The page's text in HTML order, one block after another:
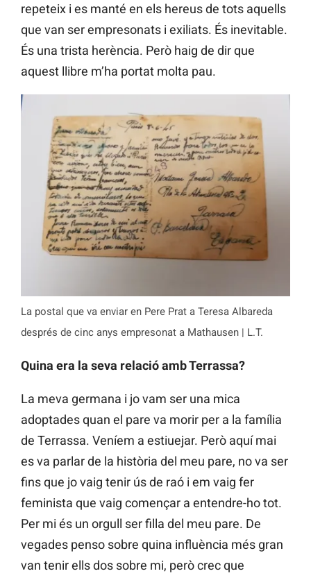
repeteix i es manté en els hereus de tots aquells
que van ser empresonats i exiliats. És inevitable.
És una trista herència. Però haig de dir que
aquest llibre m’ha portat molta pau.
La postal que va enviar en Pere Prat a Teresa Albareda
després de cinc anys empresonat a Mathausen | L.T.
Quina era la seva relació amb Terrassa?
La meva germana i jo vam ser una mica
adoptades quan el pare va morir per a la família
de Terrassa. Veníem a estiuejar. Però aquí mai
es va parlar de la història del meu pare, no va ser
fins que jo vaig tenir ús de raó i em vaig fer
feminista que vaig començar a entendre-ho tot.
Per mi és un orgull ser filla del meu pare. De
vegades penso sobre quina influència més gran
van tenir ells dos sobre mi, però crec que